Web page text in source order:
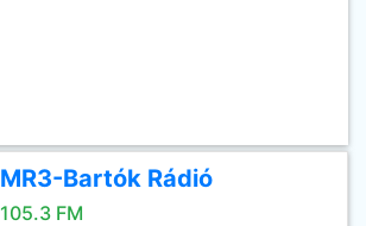
MR3-Bartók Rádió
105.3 FM